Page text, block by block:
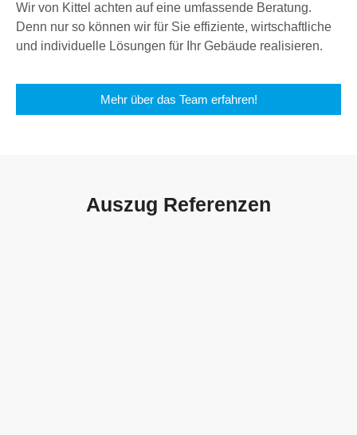
Wir von Kittel achten auf eine umfassende Beratung.
Denn nur so können wir für Sie effiziente, wirtschaftliche
und individuelle Lösungen für Ihr Gebäude realisieren.
Mehr über das Team erfahren!
Auszug Referenzen